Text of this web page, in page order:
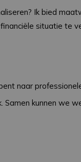
Ik bied
situatie te
naar
kunnen we